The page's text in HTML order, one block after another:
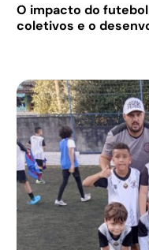
O impacto do
coletivos e o